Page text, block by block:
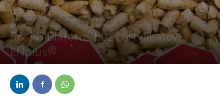
Aktualności Pellet Wiadomości ze świata
Rosja i Białoruś bez certyfikatów
ENplus®